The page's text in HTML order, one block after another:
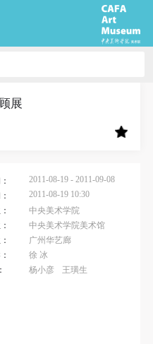
展
2011-08-19 - 2011-09-08
2011-08-19 10:30
中央美术学院
中央美术学院美术馆
广州华艺廊
徐 冰
杨小彦 王璜生
议书
与中央美术学院美术馆
、文字、著作、活动成
以以电子、网络及其
意编入《中国知识资
》《中央美术学院美
、档案机构和平台，
网上传播，同意按相
议书
与中央美术学院美术馆
、文字、著作、活动成
以以电子、网络及其
意编入《中国知识资
》《中央美术学院美
、档案机构和平台，
网上传播，同意按相
议书
与中央美术学院美术馆
、文字、著作、活动成
以以电子、网络及其
意编入《中国知识资
》《中央美术学院美
、档案机构和平台，
网上传播，同意按相